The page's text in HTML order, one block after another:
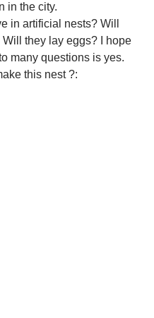
in the city.
in artificial nests? Will
they lay eggs? I hope
many questions is yes.
this nest ?: